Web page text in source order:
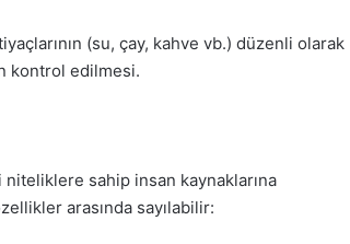
(su, çay, kahve vb.) düzenli olarak
kontrol edilmesi.
sahip insan kaynaklarına
arasında sayılabilir: